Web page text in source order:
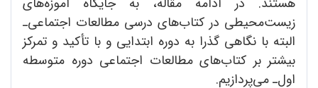
زیست‌محیطی در کتاب‌های درسی مطالعات اجتماعی‌ـ
البته با نگاهی گذرا به دوره ابتدایی و با تأکید و تمرکز
بیشتر بر کتاب‌های مطالعات اجتماعی دوره متوسطه
اول‌ـ می‌پردازیم.